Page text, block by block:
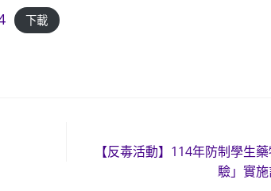
下載
【反毒活動】114年防制學生
驗」實